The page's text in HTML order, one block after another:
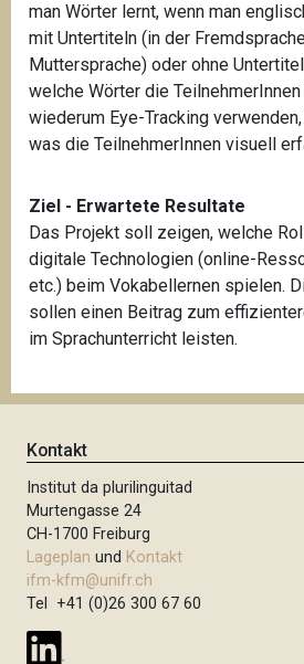
man Wörter lernt, wenn man
mit Untertiteln (in der
Muttersprache) oder ohne
welche Wörter die
wiederum Eye-Tracking
was die TeilnehmerInnen visuell
Ziel - Erwartete Resultate
Das Projekt soll zeigen, welche
digitale Technologien (online-
etc.) beim Vokabellernen spielen.
sollen einen Beitrag zum
im Sprachunterricht leisten.
Kontakt
Institut da plurilinguitad
Murtengasse 24
CH-1700 Freiburg
Lageplan und Kontakt
ifm-kfm@unifr.ch
Tel +41 (0)26 300 67 60